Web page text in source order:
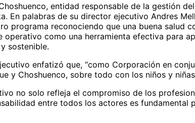
entidad responsable de la gestión
En palabras de su director ejecutivo Andres
programa reconociendo que una buena
como una herramienta efectiva para
sostenible.
enfatizó que, “como Corporación en
y Choshuenco, sobre todo con los niños y
no solo refleja el compromiso de los
entre todos los actores es